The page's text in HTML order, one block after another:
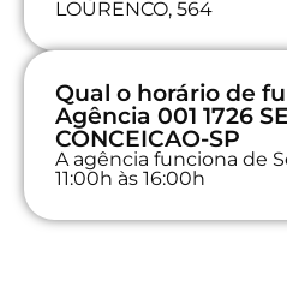
LOURENCO, 564
Qual o horário de
Agência 001 1726
CONCEICAO-SP
A agência funciona de
11:00h às 16:00h